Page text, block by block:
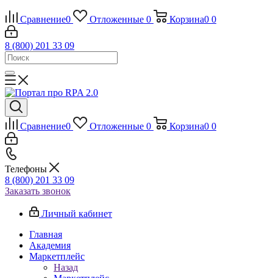
Сравнение0 Отложенные 0 Корзина0 0
8 (800) 201 33 09
Сравнение0 Отложенные 0 Корзина0 0
Телефоны
8 (800) 201 33 09
Заказать звонок
Личный кабинет
Главная
Академия
Маркетплейс
Назад